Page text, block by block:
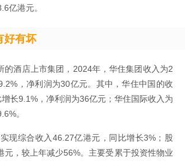
亿港元。
好有坏
的酒店上市集团，2024年，华住集团收入为2
，净利润为30亿元。其中，华住中国的收
长9.1%，净利润为36亿元；华住国际收入为
。
现综合收入46.27亿港元，同比增长3%；股
元，较上年减少56%。主要受累于投资性物业